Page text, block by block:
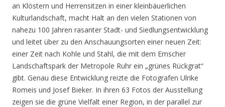
an Klöstern und Herrensitzen in einer kleinbäuerlichen
Kulturlandschaft, macht Halt an den vielen Stationen von
nahezu 100 Jahren rasanter Stadt- und Siedlungsentwicklung
und leitet über zu den Anschauungsorten einer neuen Zeit:
einer Zeit nach Kohle und Stahl, die mit dem Emscher
Landschaftspark der Metropole Ruhr ein „grünes Rückgrat“
gibt. Genau diese Entwicklung reizte die Fotografen Ulrike
Romeis und Josef Bieker. In ihren 63 Fotos der Ausstellung
zeigen sie die grüne Vielfalt einer Region, in der parallel zur